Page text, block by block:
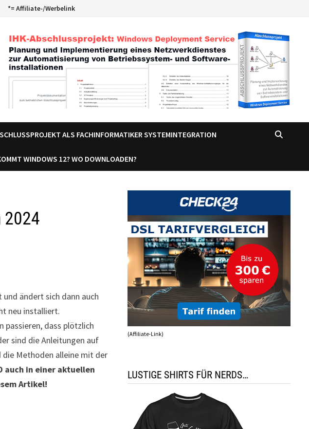
*= Affiliate-/Werbelink
ALS FACHINFORMATIKER SYSTEMINTEGRATION
WINDOWS 12? WO DOWNLOADEN?
2024
ändert sich dann auch
neu installiert.
passieren, dass plötzlich
sind die Anleitungen auf
die Methoden alleine mit der
auch in einer aktuellen
Artikel!
(Affiliate-Link)
LUSTIGE SHIRTS FÜR NERDS…